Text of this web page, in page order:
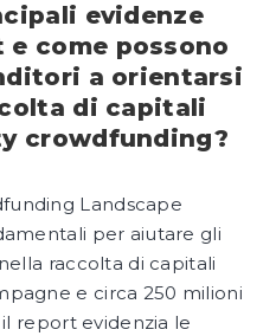
evidenze
e come possono
a orientarsi
di capitali
crowdfunding?
Landscape
per aiutare gli
raccolta di capitali
e circa 250 milioni
report evidenzia le